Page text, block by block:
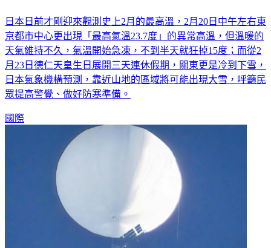
日本日前才剛迎來觀測史上2月的最高溫，2月20日中午左右東
京都市中心更出現「最高氣溫23.7度」的異常高溫，但溫暖的
天氣維持不久，氣溫開始急凍，不到半天就狂掉15度；而從2
月23日德仁天皇生日展開三天連休假期，關東更是冷到下雪，
日本氣象機構預測，靠近山地的區域將可能出現大雪，呼籲民
眾提高警覺、做好防寒準備。
國際